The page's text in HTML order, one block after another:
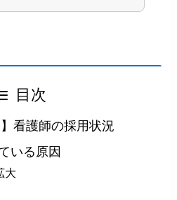
目次
】看護師の採用状況
いる原因
大